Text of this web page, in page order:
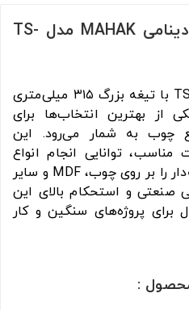
اره میزی ۳۱۵ میلیمتر دینامی MAHAK مدل TS-
میزی Mahak مدل TS-315A با تیغه بزرگ ۳۱۵ میلی‌متری
از بهترین انتخاب‌ها برای
چوب به شمار می‌رود. این
توانایی انجام انواع
برش‌های طولی، عرضی و زاویه‌دار را بر روی چوب، MDF و سایر
صنعتی و استحکام بالای این
برای پروژه‌های سنگین و کار
: